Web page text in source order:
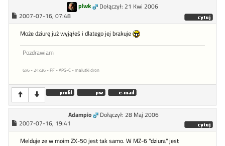
plwk
Dołączył: 21 Kwi 2006
2007-07-16, 07:48
Może dziurę już wyjąłeś i dlatego jej brakuje
Pozdrawiam
6x6 - 24x36 - FF - APS-C - malutki dron
Adampio
Dołączył: 28 Maj 2006
2007-07-16, 19:41
Melduje ze w moim ZX-50 jest tak samo. W MZ-6 "dziura" jest